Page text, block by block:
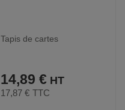
Tapis de cartes
14,89 €
17,87 € TTC